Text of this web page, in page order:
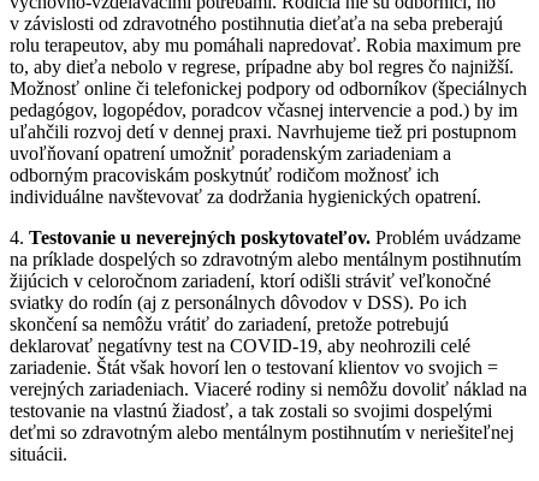
v závislosti od zdravotného postihnutia dieťaťa na seba preberajú
rolu terapeutov, aby mu pomáhali napredovať. Robia maximum pre
to, aby dieťa nebolo v regrese, prípadne aby bol regres čo najnižší.
Možnosť online či telefonickej podpory od odborníkov (špeciálnych
pedagógov, logopédov, poradcov včasnej intervencie a pod.) by im
uľahčili rozvoj detí v dennej praxi. Navrhujeme tiež pri postupnom
uvoľňovaní opatrení umožniť poradenským zariadeniam a
odborným pracoviskám poskytnúť rodičom možnosť ich
individuálne navštevovať za dodržania hygienických opatrení.
4. Testovanie u neverejných poskytovateľov. Problém uvádzame
na príklade dospelých so zdravotným alebo mentálnym postihnutím
žijúcich v celoročnom zariadení, ktorí odišli stráviť veľkonočné
sviatky do rodín (aj z personálnych dôvodov v DSS). Po ich
skončení sa nemôžu vrátiť do zariadení, pretože potrebujú
deklarovať negatívny test na COVID-19, aby neohrozili celé
zariadenie. Štát však hovorí len o testovaní klientov vo svojich =
verejných zariadeniach. Viaceré rodiny si nemôžu dovoliť náklad na
testovanie na vlastnú žiadosť, a tak zostali so svojimi dospelými
deťmi so zdravotným alebo mentálnym postihnutím v neriešiteľnej
situácii.